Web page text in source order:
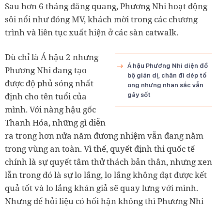
Sau hơn 6 tháng đăng quang, Phương Nhi hoạt động
sôi nổi như đóng MV, khách mời trong các chương
trình và liên tục xuất hiện ở các sàn catwalk.
Á hậu Phương Nhi diện đồ
bộ giản dị, chân đi dép tổ
ong nhưng nhan sắc vẫn
gây sốt
Dù chỉ là Á hậu 2 nhưng
Phương Nhi đang tạo
được độ phủ sóng nhất
định cho tên tuổi của
mình. Với nàng hậu gốc
Thanh Hóa, những gì diễn
ra trong hơn nửa năm đương nhiệm vẫn đang nằm
trong vùng an toàn. Vì thế, quyết định thi quốc tế
chính là sự quyết tâm thử thách bản thân, nhưng xen
lẫn trong đó là sự lo lắng, lo lắng không đạt được kết
quả tốt và lo lắng khán giả sẽ quay lưng với mình.
Nhưng để hỏi liệu có hối hận không thì Phương Nhi